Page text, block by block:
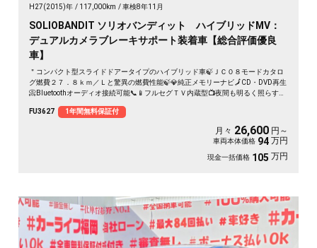
H27(2015)年 117,000km 車検8年11月
SOLIOBANDIT ソリオバンディット ハイブリッドMV：
デュアルカメラブレーキサポート装着車【総合評価優良
車】
＂コンパクト型スライドドアータイプのハイブリッド車🍃ＪＣ０８モードカタロ
グ燃費２７．８ｋｍ／Ｌと驚異の燃費性能🍃💎純正メモリーナビ🗾CD・DVD再生
📀Bluetoothオーディオ接続可能📞📱フルセグＴＶ内蔵型📺夜間も明るく照らすＬ
ール😄車線逸脱警報＆デュアルカメラブレーキサポートで安心の運転支援🛣️✨後
FU3627 1年間無料保証付
月々 26,600 円～
車両本体価格 94 万円
現金一括価格 105 万円